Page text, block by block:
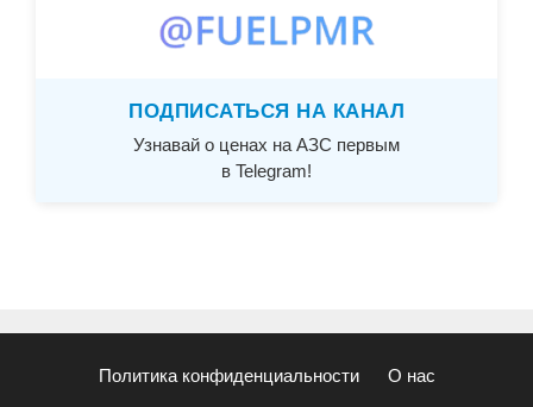
ПОДПИСАТЬСЯ НА КАНАЛ
Узнавай о ценах на АЗС первым
в Telegram!
Политика конфиденциальности О нас